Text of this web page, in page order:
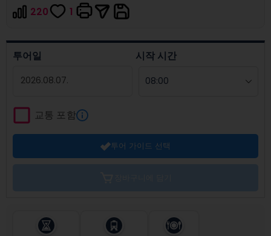
220 1
투어일 시작 시간
forward
to
interact
the
교통 포함
투어 가이드 선택